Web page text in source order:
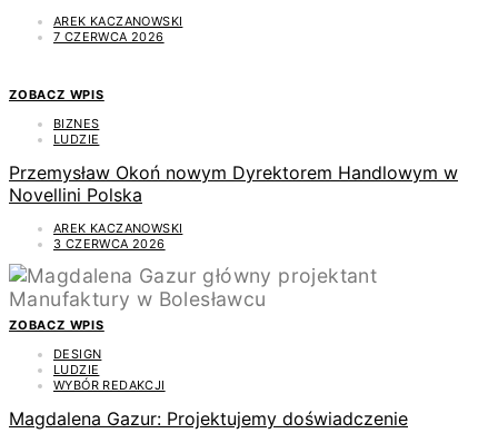
AREK KACZANOWSKI
7 CZERWCA 2026
ZOBACZ WPIS
BIZNES
LUDZIE
Przemysław Okoń nowym Dyrektorem Handlowym w
Novellini Polska
AREK KACZANOWSKI
3 CZERWCA 2026
ZOBACZ WPIS
DESIGN
LUDZIE
WYBÓR REDAKCJI
Magdalena Gazur: Projektujemy doświadczenie